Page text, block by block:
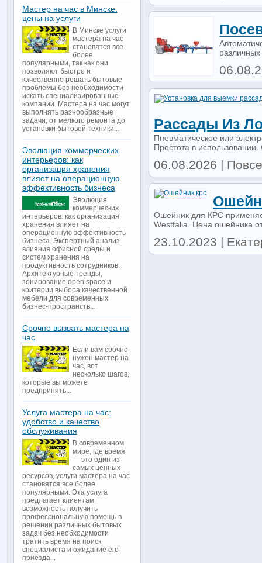
различных
Рассады Из
Пневматическое или
Простота в
06.08.2026 |
Ошейник для КРС
Westfalia. Цена ошейника
23.10.2023 |
Мастер на час в Минске:
цены на услуги
В Минске услуги
мастера на час
становятся все
более
популярными, так как они
позволяют быстро и
качественно решать бытовые
проблемы без необходимости
искать специализированные
компании. Мастера на час могут
выполнять разнообразные
задачи, от мелкого ремонта до
установки бытовой техники...
Эволюция коммерческих
интерьеров: как
организация хранения
влияет на операционную
эффективность бизнеса
Эволюция
коммерческих
интерьеров: как организация
хранения влияет на
операционную эффективность
бизнеса. Экспертный анализ
влияния офисной среды и
систем хранения на
продуктивность сотрудников.
Архитектурные тренды,
зонирование open space и
критерии выбора качественной
мебели для современных
бизнес-пространств...
Срочно вызвать мастера на
час
Если вам срочно
нужен мастер на
час, вот
несколько шагов,
которые вы можете
предпринять...
Услуга мастера на час:
удобство и качество
обслуживания
В современном
мире, где время
— это один из
самых ценных
ресурсов, услуги мастера на час
становятся все более
популярными. Эта услуга
предлагает клиентам
возможность получить
профессиональную помощь в
решении различных бытовых
задач без необходимости
тратить время на поиск
специалиста и ожидание его
приезда...